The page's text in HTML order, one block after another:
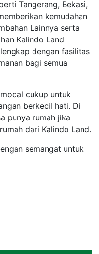
Tangerang, Bekasi,
kemudahan
Lainnya serta
Kalindo Land
dengan fasilitas
bagi semua
cukup untuk
berkecil hati. Di
punya rumah jika
dari Kalindo Land.
semangat untuk